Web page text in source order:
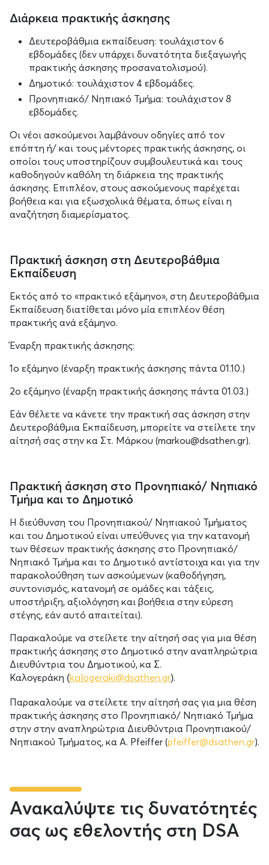
Διάρκεια πρακτικής άσκησης
Δευτεροβάθμια εκπαίδευση: τουλάχιστον 6
εβδομάδες (δεν υπάρχει δυνατότητα διεξαγωγής
πρακτικής άσκησης προσανατολισμού).
Δημοτικό: τουλάχιστον 4 εβδομάδες.
Προνηπιακό/ Νηπιακό Τμήμα: τουλάχιστον 8
εβδομάδες.
Οι νέοι ασκούμενοι λαμβάνουν οδηγίες από τον
επόπτη ή/ και τους μέντορες πρακτικής άσκησης, οι
οποίοι τους υποστηρίζουν συμβουλευτικά και τους
καθοδηγούν καθόλη τη διάρκεια της πρακτικής
άσκησης. Επιπλέον, στους ασκούμενους παρέχεται
βοήθεια και για εξωσχολικά θέματα, όπως είναι η
αναζήτηση διαμερίσματος.
Πρακτική άσκηση στη Δευτεροβάθμια
Εκπαίδευση
Εκτός από το «πρακτικό εξάμηνο», στη Δευτεροβάθμια
Εκπαίδευση διατίθεται μόνο μία επιπλέον θέση
πρακτικής ανά εξάμηνο.
Έναρξη πρακτικής άσκησης:
1ο εξάμηνο (έναρξη πρακτικής άσκησης πάντα 01.10.)
2ο εξάμηνο (έναρξη πρακτικής άσκησης πάντα 01.03.)
Εάν θέλετε να κάνετε την πρακτική σας άσκηση στην
Δευτεροβάθμια Εκπαίδευση, μπορείτε να στείλετε την
αίτησή σας στην κα Στ. Μάρκου (markou@dsathen.gr).
Πρακτική άσκηση στο Προνηπιακό/ Νηπιακό
Τμήμα και το Δημοτικό
Η διεύθυνση του Προνηπιακού/ Νηπιακού Τμήματος
και του Δημοτικού είναι υπεύθυνες για την κατανομή
των θέσεων πρακτικής άσκησης στο Προνηπιακό/
Νηπιακό Τμήμα και το Δημοτικό αντίστοιχα και για την
παρακολούθηση των ασκούμενων (καθοδήγηση,
συντονισμός, κατανομή σε ομάδες και τάξεις,
υποστήριξη, αξιολόγηση και βοήθεια στην εύρεση
στέγης, εάν αυτό απαιτείται).
Παρακαλούμε να στείλετε την αίτησή σας για μια θέση
πρακτικής άσκησης στο Δημοτικό στην αναπληρώτρια
Διευθύντρια του Δημοτικού, κα Σ.
Καλογεράκη (kalogeraki@dsathen.gr).
Παρακαλούμε να στείλετε την αίτησή σας για μια θέση
πρακτικής άσκησης στο Προνηπιακό/ Νηπιακό Τμήμα
στην στην αναπληρώτρια Διευθύντρια Προνηπιακού/
Νηπιακού Τμήματος, κα A. Pfeiffer (pfeiffer@dsathen.gr).
Ανακαλύψτε τις δυνατότητές
σας ως εθελοντής στη DSA